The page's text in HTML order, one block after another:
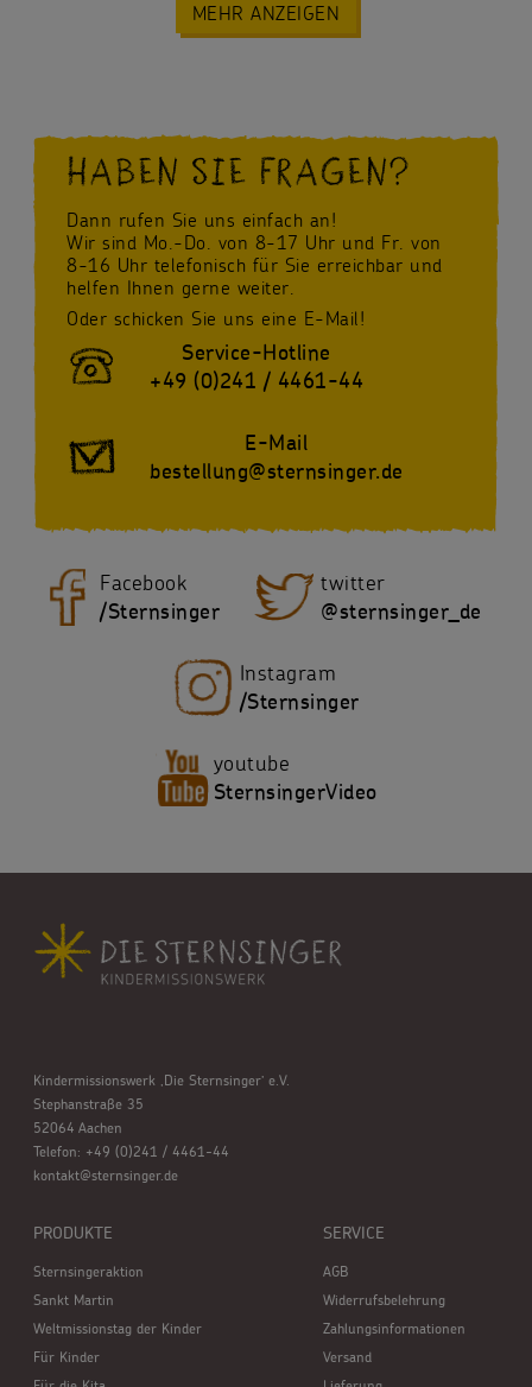
MEHR ANZEIGEN
HABEN SIE FRAGEN?
Dann rufen Sie uns einfach an!
Wir sind Mo.-Do. von 8-17 Uhr und Fr. von
8-16 Uhr telefonisch für Sie erreichbar und
helfen Ihnen gerne weiter.
Oder schicken Sie uns eine E-Mail!
Service-Hotline
+49 (0)241 / 4461-44
E-Mail
bestellung@sternsinger.de
Facebook
/Sternsinger
twitter
@sternsinger_de
Instagram
/Sternsinger
youtube
SternsingerVideo
Kindermissionswerk ,Die Sternsinger’ e.V.
Stephanstraße 35
52064 Aachen
Telefon: +49 (0)241 / 4461-44
kontakt@sternsinger.de
PRODUKTE
Sternsingeraktion
Sankt Martin
Weltmissionstag der Kinder
Für Kinder
SERVICE
AGB
Widerrufsbelehrung
Zahlungsinformationen
Versand